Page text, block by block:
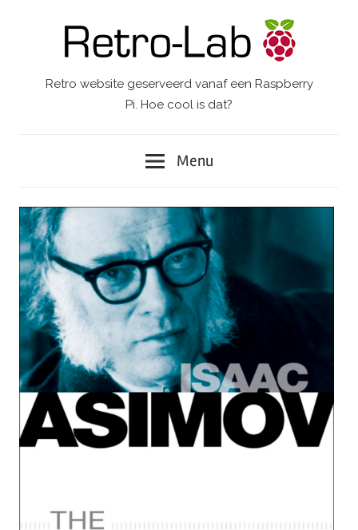
Retro-
Retro website geserveerd vanaf een Raspberry
Pi. Hoe cool is dat?
Menu